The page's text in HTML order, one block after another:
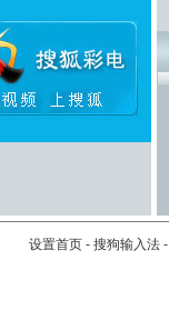
设置首页 - 搜狗输入法 -